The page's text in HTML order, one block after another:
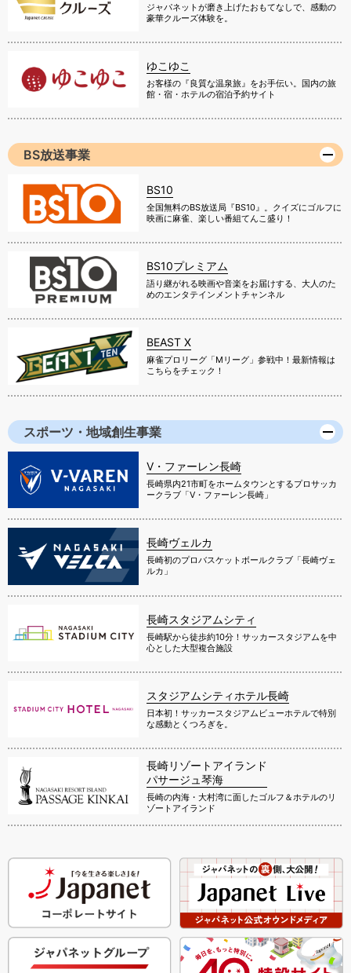
ジャパネットが磨き上げたおもてなしで、感動の
豪華クルーズ体験を。
ゆこゆこ
お客様の『良質な温泉旅』をお手伝い。国内の旅
館・宿・ホテルの宿泊予約サイト
BS放送事業
BS10
全国無料のBS放送局『BS10』。クイズにゴルフに
映画に麻雀、楽しい番組てんこ盛り！
BS10プレミアム
語り継がれる映画や音楽をお届けする、大人のた
めのエンタテインメントチャンネル
BEAST X
麻雀プロリーグ「Mリーグ」参戦中！最新情報は
こちらをチェック！
スポーツ・地域創生事業
V・ファーレン長崎
長崎県内21市町をホームタウンとするプロサッカ
ークラブ「V・ファーレン長崎」
長崎ヴェルカ
長崎初のプロバスケットボールクラブ「長崎ヴェ
ルカ」
長崎スタジアムシティ
長崎駅から徒歩約10分！サッカースタジアムを中
心とした大型複合施設
スタジアムシティホテル長崎
日本初！サッカースタジアムビューホテルで特別
な感動とくつろぎを。
長崎リゾートアイランド
パサージュ琴海
長崎の内海・大村湾に面したゴルフ＆ホテルのリ
ゾートアイランド